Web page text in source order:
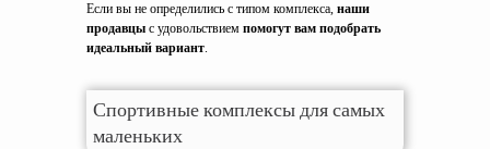
Если вы не определились с типом комплекса, наши
продавцы с удовольствием помогут вам подобрать
идеальный вариант.
Спортивные комплексы для самых
маленьких